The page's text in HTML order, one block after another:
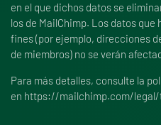
en el que dichos datos se
los de MailChimp. Los datos
fines (por ejemplo, direcciones
de miembros) no se verán
Para más detalles, consulte la
en https://mailchimp.com/